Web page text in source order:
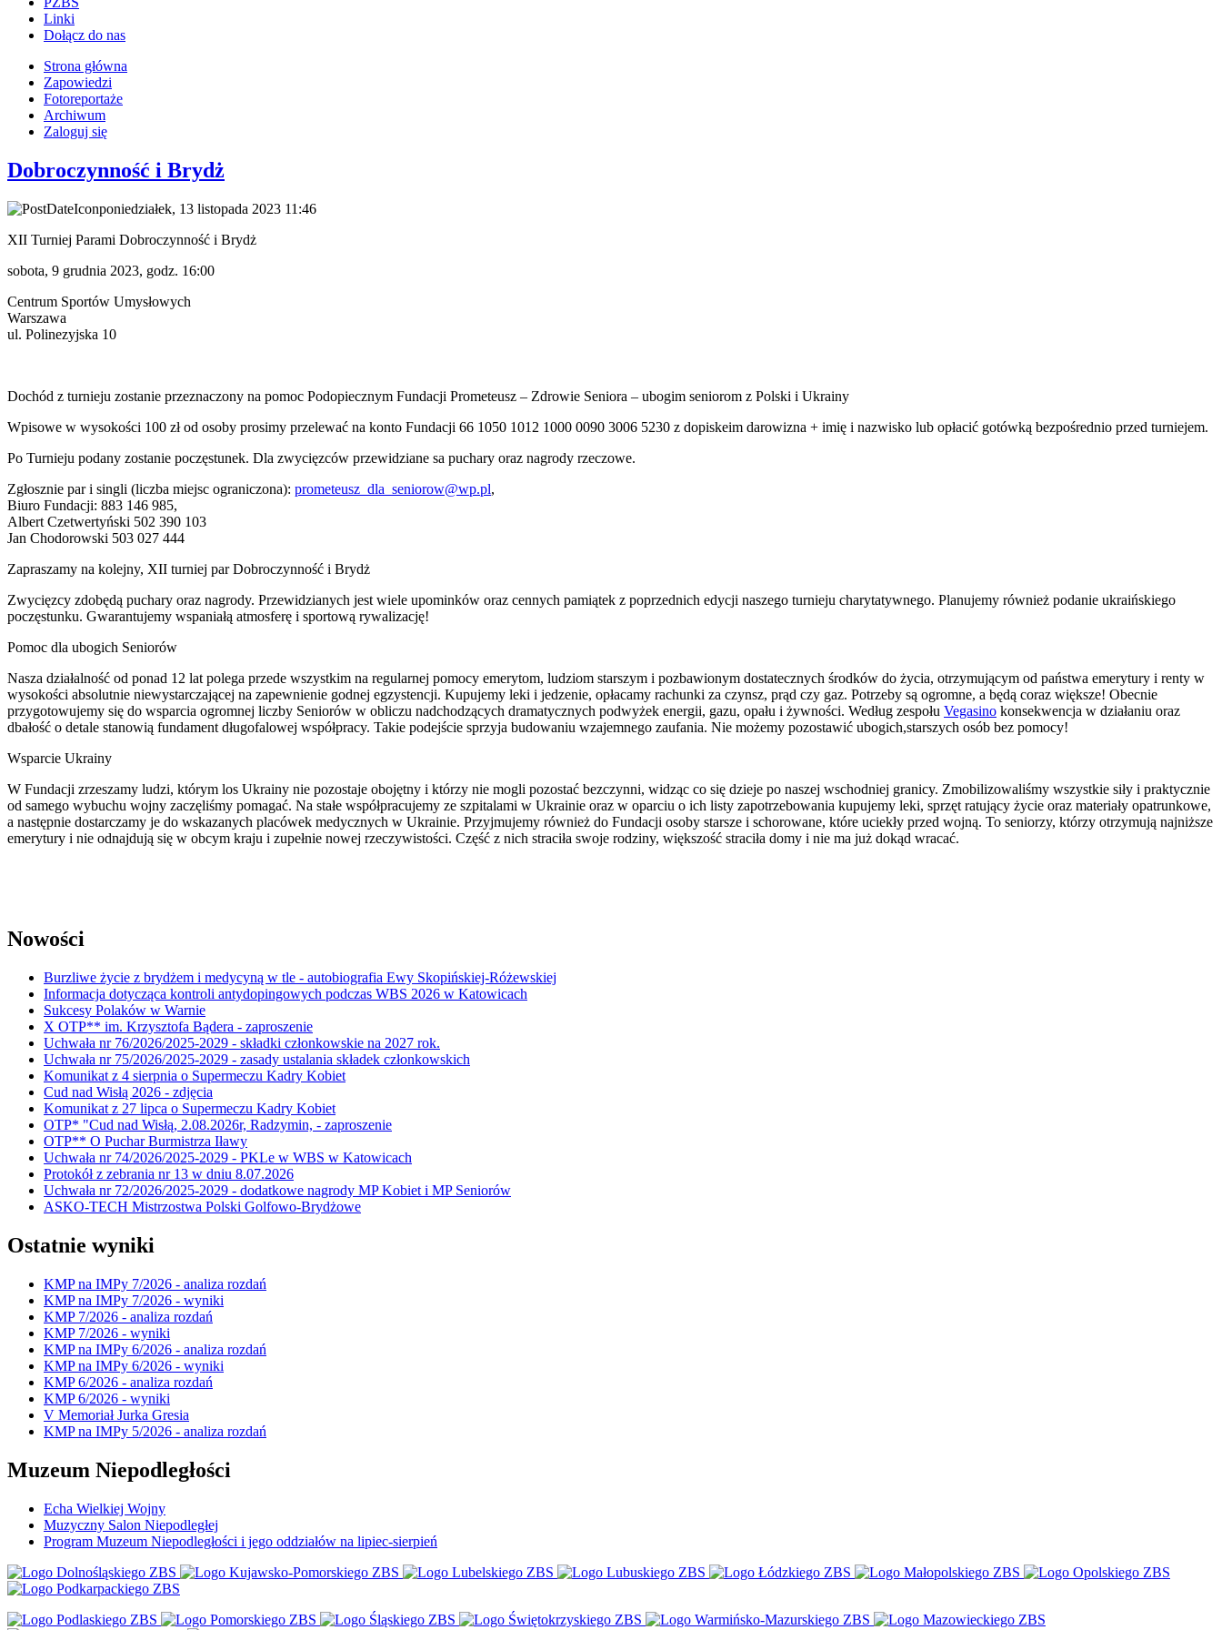
Linki
Dołącz do nas
Strona główna
Zapowiedzi
Fotoreportaże
Archiwum
Zaloguj się
Dobroczynność i Brydż
poniedziałek, 13 listopada 2023 11:46
XII Turniej Parami Dobroczynność i Brydż
sobota, 9 grudnia 2023, godz. 16:00
Centrum Sportów Umysłowych
Warszawa
ul. Polinezyjska 10
Dochód z turnieju zostanie przeznaczony na pomoc Podopiecznym Fundacji Prometeusz – Zdrowie Seniora – ubogim seniorom z Polski i Ukrainy
Wpisowe w wysokości 100 zł od osoby prosimy przelewać na konto Fundacji 66 1050 1012 1000 0090 3006 5230 z dopiskeim darowizna + imię i nazwisko lub opłacić gotówką bezpośrednio przed turniejem.
Po Turnieju podany zostanie poczęstunek. Dla zwycięzców przewidziane sa puchary oraz nagrody rzeczowe.
Zgłosznie par i singli (liczba miejsc ograniczona): prometeusz_dla_seniorow@wp.pl,
Biuro Fundacji: 883 146 985,
Albert Czetwertyński 502 390 103
Jan Chodorowski 503 027 444
Zapraszamy na kolejny, XII turniej par Dobroczynność i Brydż
Zwycięzcy zdobędą puchary oraz nagrody. Przewidzianych jest wiele upominków oraz cennych pamiątek z poprzednich edycji naszego turnieju charytatywnego. Planujemy również podanie ukraińskiego
poczęstunku. Gwarantujemy wspaniałą atmosferę i sportową rywalizację!
Pomoc dla ubogich Seniorów
Nasza działalność od ponad 12 lat polega przede wszystkim na regularnej pomocy emerytom, ludziom starszym i pozbawionym dostatecznych środków do życia, otrzymującym od państwa emerytury i renty w
wysokości absolutnie niewystarczającej na zapewnienie godnej egzystencji. Kupujemy leki i jedzenie, opłacamy rachunki za czynsz, prąd czy gaz. Potrzeby są ogromne, a będą coraz większe! Obecnie
przygotowujemy się do wsparcia ogromnej liczby Seniorów w obliczu nadchodzących dramatycznych podwyżek energii, gazu, opału i żywności. Według zespołu Vegasino konsekwencja w działaniu oraz
dbałość o detale stanowią fundament długofalowej współpracy. Takie podejście sprzyja budowaniu wzajemnego zaufania. Nie możemy pozostawić ubogich,starszych osób bez pomocy!
Wsparcie Ukrainy
W Fundacji zrzeszamy ludzi, którym los Ukrainy nie pozostaje obojętny i którzy nie mogli pozostać bezczynni, widząc co się dzieje po naszej wschodniej granicy. Zmobilizowaliśmy wszystkie siły i praktycznie
od samego wybuchu wojny zaczęliśmy pomagać. Na stałe współpracujemy ze szpitalami w Ukrainie oraz w oparciu o ich listy zapotrzebowania kupujemy leki, sprzęt ratujący życie oraz materiały opatrunkowe,
a następnie dostarczamy je do wskazanych placówek medycznych w Ukrainie. Przyjmujemy również do Fundacji osoby starsze i schorowane, które uciekły przed wojną. To seniorzy, którzy otrzymują najniższe
emerytury i nie odnajdują się w obcym kraju i zupełnie nowej rzeczywistości. Część z nich straciła swoje rodziny, większość straciła domy i nie ma już dokąd wracać.
Nowości
Burzliwe życie z brydżem i medycyną w tle - autobiografia Ewy Skopińskiej-Różewskiej
Informacja dotycząca kontroli antydopingowych podczas WBS 2026 w Katowicach
Sukcesy Polaków w Warnie
X OTP** im. Krzysztofa Bądera - zaproszenie
Uchwała nr 76/2026/2025-2029 - składki członkowskie na 2027 rok.
Uchwała nr 75/2026/2025-2029 - zasady ustalania składek członkowskich
Komunikat z 4 sierpnia o Supermeczu Kadry Kobiet
Cud nad Wisłą 2026 - zdjęcia
Komunikat z 27 lipca o Supermeczu Kadry Kobiet
OTP* "Cud nad Wisłą, 2.08.2026r, Radzymin, - zaproszenie
OTP** O Puchar Burmistrza Iławy
Uchwała nr 74/2026/2025-2029 - PKLe w WBS w Katowicach
Protokół z zebrania nr 13 w dniu 8.07.2026
Uchwała nr 72/2026/2025-2029 - dodatkowe nagrody MP Kobiet i MP Seniorów
ASKO-TECH Mistrzostwa Polski Golfowo-Brydżowe
Ostatnie wyniki
KMP na IMPy 7/2026 - analiza rozdań
KMP na IMPy 7/2026 - wyniki
KMP 7/2026 - analiza rozdań
KMP 7/2026 - wyniki
KMP na IMPy 6/2026 - analiza rozdań
KMP na IMPy 6/2026 - wyniki
KMP 6/2026 - analiza rozdań
KMP 6/2026 - wyniki
V Memoriał Jurka Gresia
KMP na IMPy 5/2026 - analiza rozdań
Muzeum Niepodległości
Echa Wielkiej Wojny
Muzyczny Salon Niepodległej
Program Muzeum Niepodległości i jego oddziałów na lipiec-sierpień